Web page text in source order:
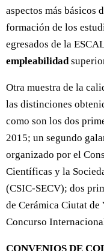
aspectos más básicos
formación de los
egresados de la
empleabilidad
Otra muestra de la
las distinciones
como son los dos
2015; un segundo
organizado por el
Científicas y la
(CSIC-SECV); dos
de Cerámica Ciutat
Concurso
CONVENIOS DE